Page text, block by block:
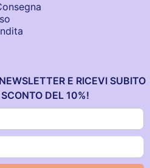
E RICEVI SUBITO
DEL 10%!